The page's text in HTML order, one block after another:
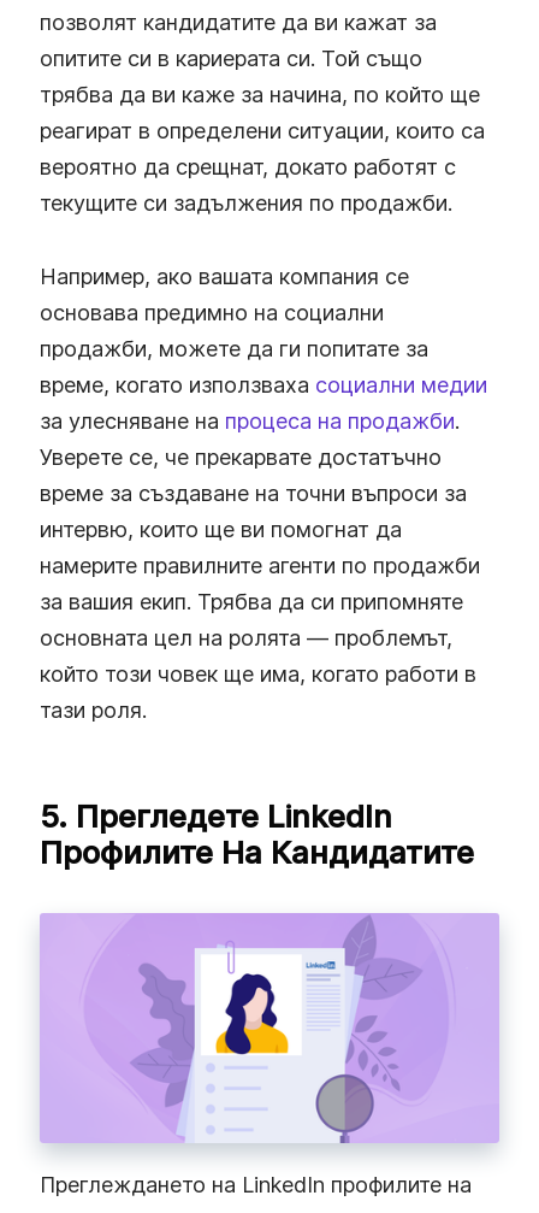
позволят кандидатите да ви кажат за
опитите си в кариерата си. Той също
трябва да ви каже за начина, по който ще
реагират в определени ситуации, които са
вероятно да срещнат, докато работят с
текущите си задължения по продажби.
Например, ако вашата компания се
основава предимно на социални
продажби, можете да ги попитате за
време, когато използваха социални медии
за улесняване на процеса на продажби.
Уверете се, че прекарвате достатъчно
време за създаване на точни въпроси за
интервю, които ще ви помогнат да
намерите правилните агенти по продажби
за вашия екип. Трябва да си припомняте
основната цел на ролята — проблемът,
който този човек ще има, когато работи в
тази роля.
5. Прегледете LinkedIn
Профилите На Кандидатите
Преглеждането на LinkedIn профилите на